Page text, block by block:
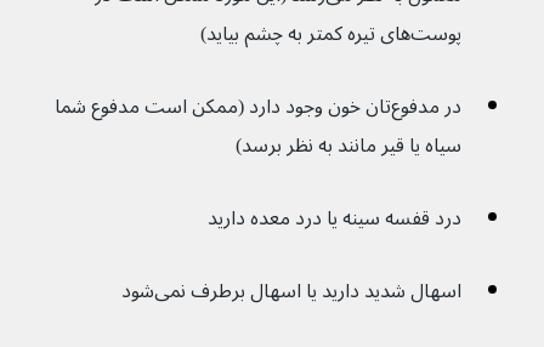
پوست‌های تیره کمتر به چشم بیاید)
در مدفوع‌تان خون وجود دارد (ممکن است مدفوع شما
سیاه یا قیر مانند به نظر برسد)
درد قفسه سینه یا درد معده دارید
اسهال شدید دارید یا اسهال برطرف نمی‌شود